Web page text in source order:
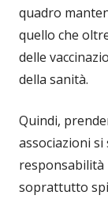
quadro
quello che
delle
della sanità.
Quindi,
associazioni
responsabilità
soprattutto